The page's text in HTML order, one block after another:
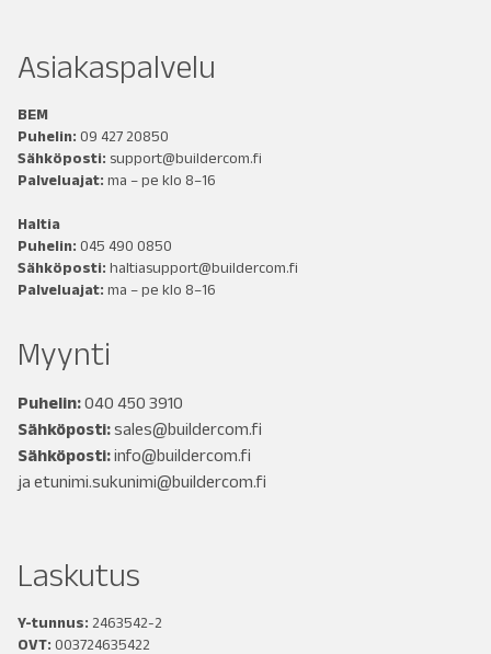
Asiakaspalvelu
BEM
Puhelin: 09 427 20850
Sähköposti: support@buildercom.fi
Palveluajat: ma – pe klo 8–16
Haltia
Puhelin: 045 490 0850
Sähköposti: haltiasupport@buildercom.fi
Palveluajat: ma – pe klo 8–16
Myynti
Puhelin:040 450 3910
Sähköposti:sales@buildercom.fi
Sähköposti:info@buildercom.fi
ja etunimi.sukunimi@buildercom.fi
Laskutus
Y-tunnus: 2463542-2
OVT: 003724635422